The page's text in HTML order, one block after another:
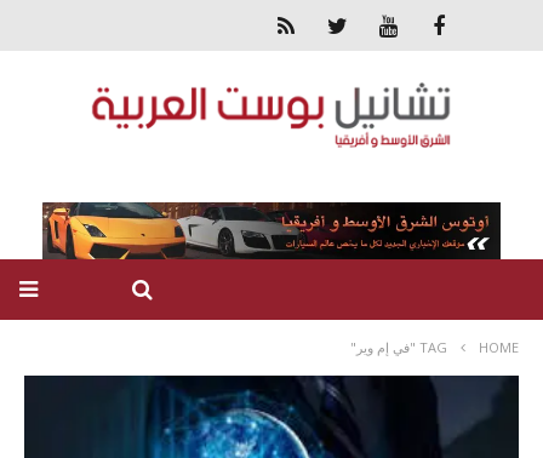
HOME TAG "في إم وير"